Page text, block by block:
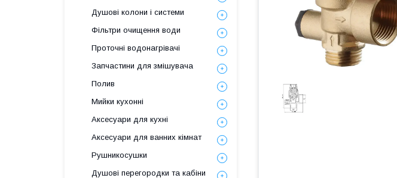
Душові колони і системи
Фільтри очищення води
Проточні водонагрівачі
Запчастини для змішувача
Полив
Мийки кухонні
Аксесуари для кухні
Аксесуари для ванних кімнат
Рушникосушки
Душові перегородки та кабіни